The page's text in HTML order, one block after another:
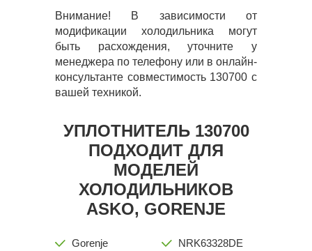
Внимание! В зависимости от
модификации холодильника могут
быть расхождения, уточните у
менеджера по телефону или в онлайн-
консультанте совместимость 130700 с
вашей техникой.
УПЛОТНИТЕЛЬ 130700
ПОДХОДИТ ДЛЯ
МОДЕЛЕЙ
ХОЛОДИЛЬНИКОВ
ASKO, GORENJE
Gorenje
NRK63328DE